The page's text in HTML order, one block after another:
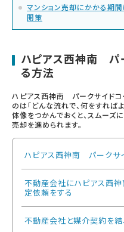
マンション売却にかかる期
開策
ハピアス西神南 パ
る方法
ハピアス西神南 パークサイドコ
のは「どんな流れで、何をすれば
体像をつかんでおくと、スムーズ
売却を進められます。
ハピアス西神南 パークサ
不動産会社にハピアス西
定依頼をする
不動産会社と媒介契約を結